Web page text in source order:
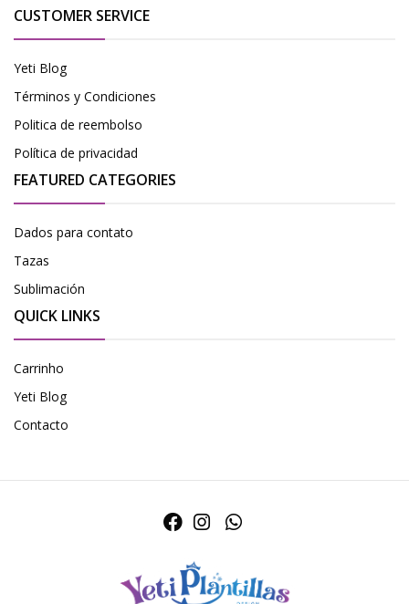
CUSTOMER SERVICE
Yeti Blog
Términos y Condiciones
Politica de reembolso
Política de privacidad
FEATURED CATEGORIES
Dados para contato
Tazas
Sublimación
QUICK LINKS
Carrinho
Yeti Blog
Contacto